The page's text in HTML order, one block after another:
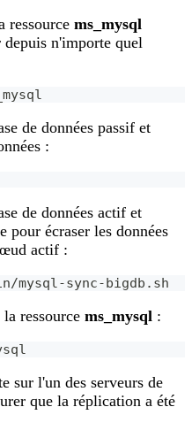
ressource ms_mysql
depuis n'importe quel
de données passif et
:
de données actif et
pour écraser les données
actif :
mysql-sync-bigdb.sh
ressource ms_mysql :
sur l'un des serveurs de
que la réplication a été